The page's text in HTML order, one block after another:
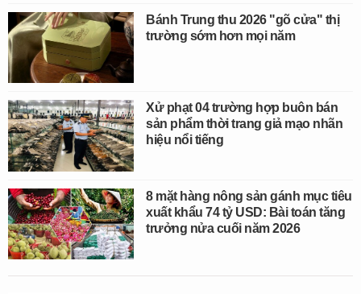
Bánh Trung thu 2026 "gõ cửa" thị
trường sớm hơn mọi năm
Xử phạt 04 trường hợp buôn bán
sản phẩm thời trang giả mạo nhãn
hiệu nổi tiếng
8 mặt hàng nông sản gánh mục tiêu
xuất khẩu 74 tỷ USD: Bài toán tăng
trưởng nửa cuối năm 2026